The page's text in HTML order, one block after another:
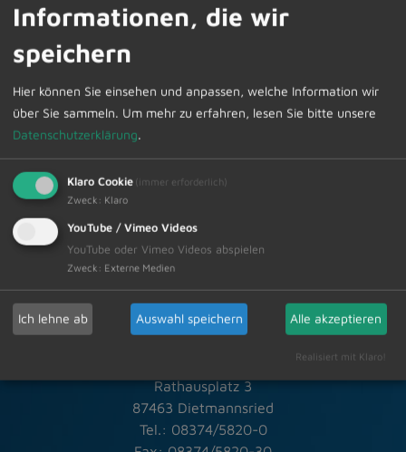
Schneller Kontakt bei allen Fragen
Rathausplatz 3
87463 Dietmannsried
Tel.: 08374/5820-0
Informationen, die wir
speichern
Hier können Sie einsehen und anpassen, welche Information wir
über Sie sammeln. Um mehr zu erfahren, lesen Sie bitte unsere
Datenschutzerklärung.
Klaro Cookie (immer erforderlich)
Zweck : Klaro
YouTube / Vimeo Videos
YouTube oder Vimeo Videos abspielen
Zweck : Externe Medien
Ich lehne ab Auswahl speichern Alle akzeptieren
Realisiert mit Klaro!